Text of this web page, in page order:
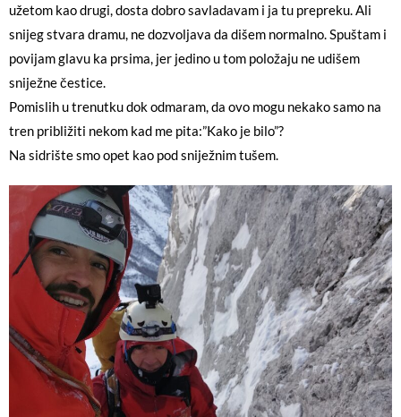
užetom kao drugi, dosta dobro savladavam i ja tu prepreku. Ali
snijeg stvara dramu, ne dozvoljava da dišem normalno. Spuštam i
povijam glavu ka prsima, jer jedino u tom položaju ne udišem
sniježne čestice.
Pomislih u trenutku dok odmaram, da ovo mogu nekako samo na
tren približiti nekom kad me pita:”Kako je bilo”?
Na sidrište smo opet kao pod sniježnim tušem.